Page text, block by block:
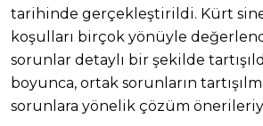
tarihinde gerçekleştirildi. Kürt
koşulları birçok yönüyle
sorunlar detaylı bir şekilde
boyunca, ortak sorunların
sorunlara yönelik çözüm